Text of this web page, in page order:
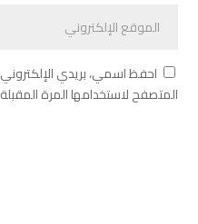
احفظ اسمي، بريدي
المتصفح لاستخدامها المرة